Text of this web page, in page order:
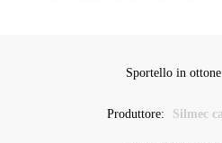
Sportello in
Produttore: Silmec